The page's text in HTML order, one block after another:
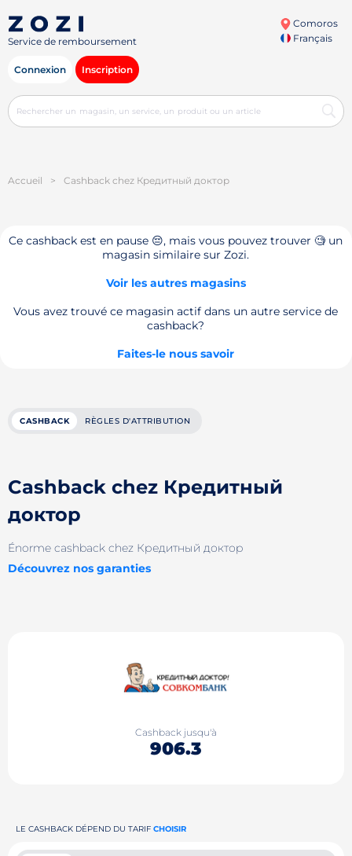
Service de remboursement
Comoros
Français
Connexion Inscription
Accueil > Cashback chez Кредитный доктор
Ce cashback est en pause 😔, mais vous pouvez trouver 🧐 un
magasin similaire sur Zozi.
Voir les autres magasins
Vous avez trouvé ce magasin actif dans un autre service de
cashback?
Faites-le nous savoir
CASHBACK RÈGLES D'ATTRIBUTION
Cashback chez Кредитный
доктор
Énorme cashback chez Кредитный доктор
Découvrez nos garanties
Cashback jusqu'à
906.3
LE CASHBACK DÉPEND DU TARIF CHOISIR